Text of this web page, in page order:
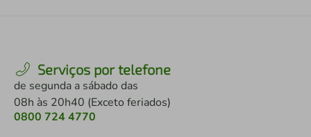
Serviços por telefone
de segunda a sábado das
08h às 20h40 (Exceto feriados)
0800 724 4770